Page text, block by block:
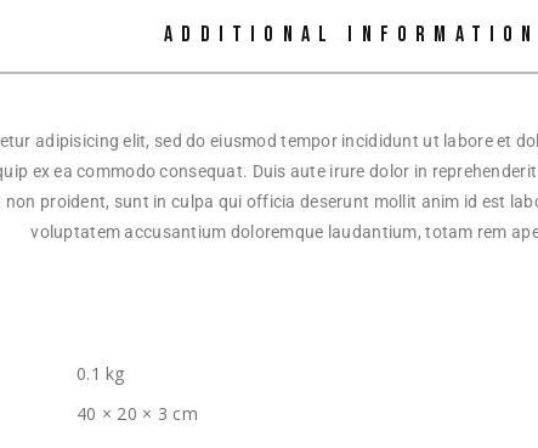
ADDITIONAL INFORMATION
adipisicing elit, sed do eiusmod tempor incididunt ut labore et
ex ea commodo consequat. Duis aute irure dolor in
proident, sunt in culpa qui officia deserunt mollit anim id est
voluptatem accusantium doloremque laudantium, totam rem
0.1 kg
40 × 20 × 3 cm